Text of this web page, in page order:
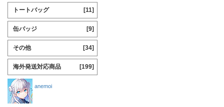
トートバッグ [11]
缶バッジ [9]
その他 [34]
海外発送対応商品 [199]
anemoi